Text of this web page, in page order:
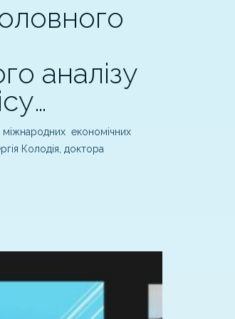
аналізу
економічних
Колодія, доктора